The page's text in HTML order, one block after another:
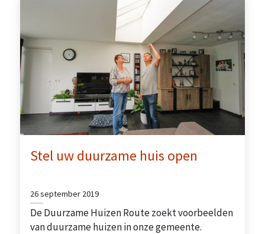
Stel uw duurzame huis open
26 september 2019
De Duurzame Huizen Route zoekt voorbeelden
van duurzame huizen in onze gemeente.